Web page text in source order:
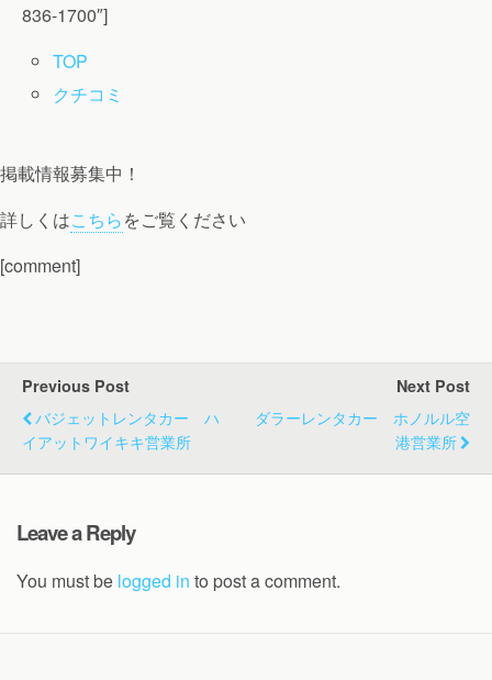
836-1700″]
TOP
クチコミ
掲載情報募集中！
詳しくはこちらをご覧ください
[comment]
Previous Post
バジェットレンタカー ハ
イアットワイキキ営業所
Next Post
ダラーレンタカー ホノルル空
港営業所
Leave a Reply
You must be logged in to post a comment.